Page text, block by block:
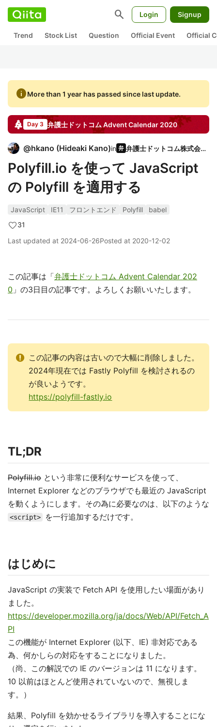
search Login Signup
Trend Stock List Question Official Event Official
infoMore than 1 year has passed since last update.
Day 3 弁護士ドットコム Advent Calendar 2020
@hkano (Hideaki Kano)in 弁護士ドットコム株式会社
Polyfill.io を使って JavaScript
の Polyfill を適用する
JavaScript IE11 フロントエンド Polyfill
babel
31
Last updated at 2024-06-26Posted at 2020-12-02
この記事は「弁護士ドットコム Advent Calendar 202
0 」の3日目の記事です。よろしくお願いいたします。
この記事の内容は古いので大幅に削除しました。
2024年現在では Fastly Polyfill を検討されるの
が良いようです。
https://polyfill-fastly.io
TL;DR
Polyfill.io という非常に便利なサービスを使って、
Internet Explorer などのブラウザでも最近の JavaScript
を動くようにします。その為に必要なのは、以下のような
<script> を一行追加するだけです。
はじめに
JavaScript の実装で Fetch API を使用したい場面があり
ました。
https://developer.mozilla.org/ja/docs/Web/API/Fetch_A
PI
この機能が Internet Explorer (以下、IE) 非対応である
為、何かしらの対応をすることになりました。
（尚、この解説での IE のバージョンは 11 になります。
10 以前はほとんど使用されていないので、無視しま
す。）
結果、Polyfill を効かせるライブラリを導入することにな